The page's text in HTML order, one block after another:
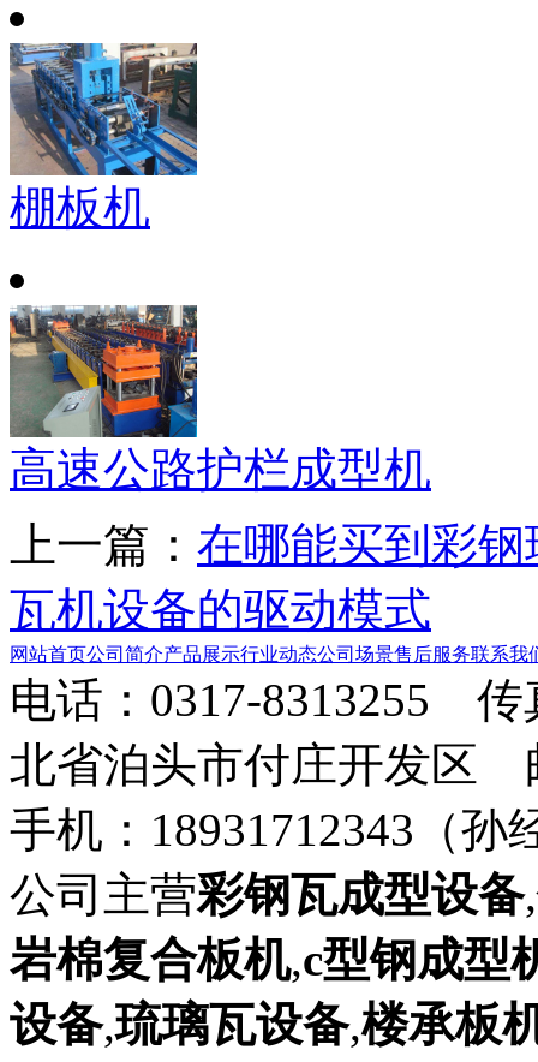
棚板机
高速公路护栏成型机
上一篇： 在哪能买到彩
瓦机设备的驱动模式
网站首页公司简介产品展示行业动态公司场景售后服务联系我
电话：0317-8313255
北省泊头市付庄开发区
手机：18931712343（孙
公司主营彩钢瓦成型设备,
岩棉复合板机,c型钢成型
设备,琉璃瓦设备,楼承板